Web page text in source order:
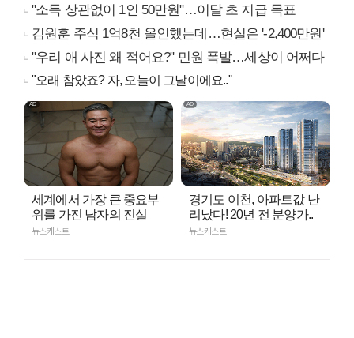
"소득 상관없이 1인 50만원"…이달 초 지급 목표
김원훈 주식 1억8천 올인했는데…현실은 '-2,400만원'
"우리 애 사진 왜 적어요?" 민원 폭발…세상이 어쩌다
"오래 참았죠? 자, 오늘이 그날이에요.."
세계에서 가장 큰 중요부
위를 가진 남자의 진실
뉴스캐스트
경기도 이천, 아파트값 난
리났다! 20년 전 분양가..
뉴스캐스트